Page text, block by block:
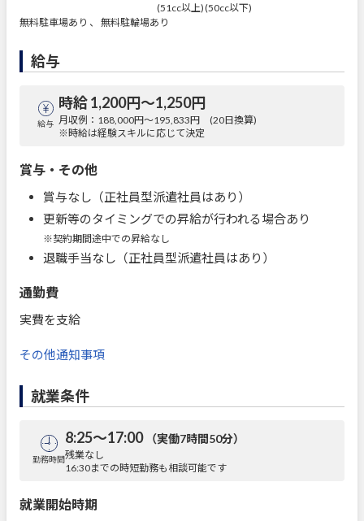
(51cc以上)(50cc以下)
無料駐車場あり 、 無料駐輪場あり
給与
給与
時給 1,200円〜1,250円
月収例：188,000円～195,833円 (20日換算)
※時給は経験スキルに応じて決定
賞与・その他
賞与なし（正社員型派遣社員はあり）
更新等のタイミングでの昇給が行われる場合あり
※契約期間途中での昇給なし
退職手当なし（正社員型派遣社員はあり）
通勤費
実費を支給
その他通知事項
就業条件
勤務時間
8:25～17:00 （実働7時間50分）
残業なし
16:30までの時短勤務も相談可能です
就業開始時期